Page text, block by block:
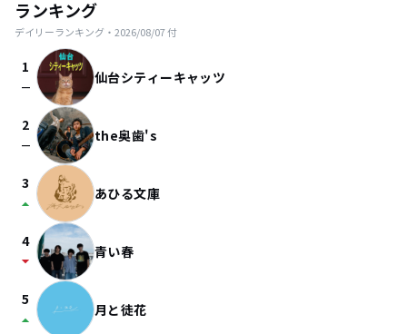
ランキング
デイリーランキング・ 2026/08/07付
1
check_indeterminate_small 仙台シティーキャッツ
2
check_indeterminate_small the奥歯's
3
arrow_drop_up あひる文庫
4
arrow_drop_down 青い春
5
arrow_drop_up 月と徒花